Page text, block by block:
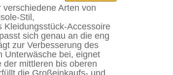
Arten von
Stil,
Kleidungsstück-Accessoire
sich genau an die eng
zur Verbesserung des
Unterwäsche bei, eignet
mittleren bis oberen